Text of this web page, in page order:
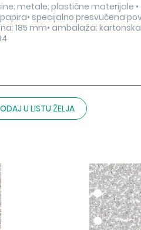
metale; plastične materijale
specijalno presvučena
185 mm• ambalaža:
U LISTU ŽELJA